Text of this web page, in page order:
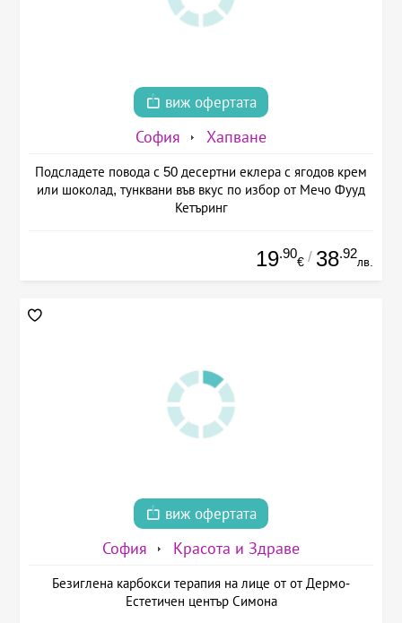
виж офертата
София Хапване
Подсладете повода с 50 десертни еклера с ягодов крем
или шоколад, тунквани във вкус по избор от Мечо Фууд
Кетъринг
19.90
€ / 38.92
лв.
виж офертата
София Красота и Здраве
Безиглена карбокси терапия на лице от от Дермо-
Естетичен център Симона